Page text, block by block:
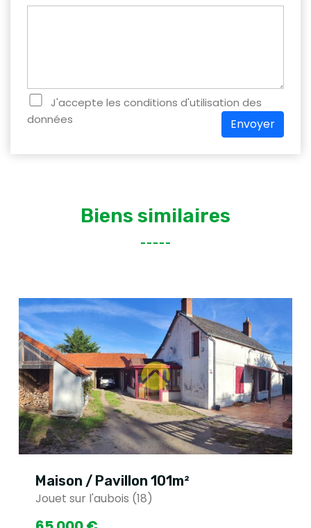
J'accepte les conditions d'utilisation des
données
Envoyer
Biens similaires
/ Pavillon 101m²
sur l'aubois (18)